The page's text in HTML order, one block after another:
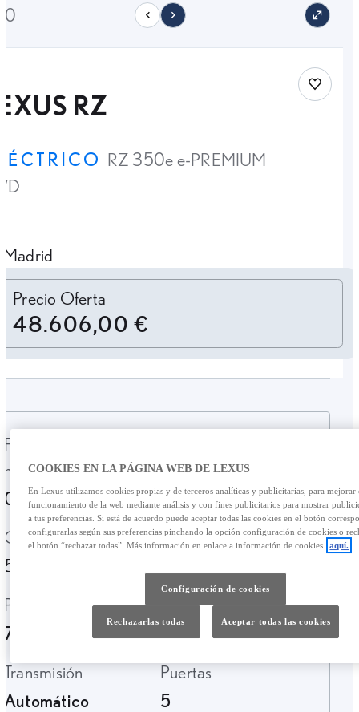
RZ
RZ 350e e-PREMIUM
Save car
Madrid
Precio Oferta
48.606,00 €
Fecha de
matriculación
01-2026
4498 Km.
Garantía
54 Meses
Tipo de combustible
706 Km.
Etiqueta ambiental
CERO
Transmisión
Automático
Puertas
5
COOKIES EN LA PÁGINA WEB DE LEXUS
En Lexus utilizamos cookies propias y de terceros analíticas y publicitarias, para mejorar
funcionamiento de la web mediante análisis y con fines publicitarios para mostrar
a tus preferencias. Si está de acuerdo puede aceptar todas las cookies en el botón
configurarlas según sus preferencias pinchando la opción configuración de cookies o
el botón “rechazar todas”. Más información en enlace a información de cookies
aquí.
Configuración de cookies
Rechazarlas todas Aceptar todas las cookies